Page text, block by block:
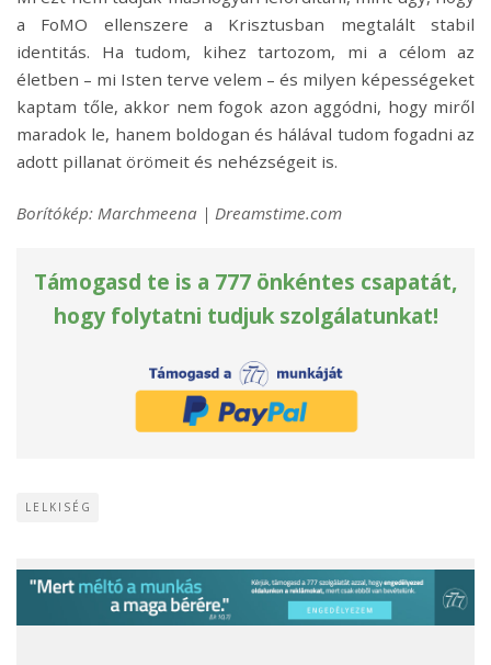
a FoMO ellenszere a Krisztusban megtalált stabil
identitás. Ha tudom, kihez tartozom, mi a célom az
életben – mi Isten terve velem – és milyen képességeket
kaptam tőle, akkor nem fogok azon aggódni, hogy miről
maradok le, hanem boldogan és hálával tudom fogadni az
adott pillanat örömeit és nehézségeit is.
Borítókép: Marchmeena | Dreamstime.com
Támogasd te is a 777 önkéntes csapatát,
hogy folytatni tudjuk szolgálatunkat!
LELKISÉG